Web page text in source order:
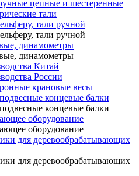
цепные и шестеренные
тали
тали ручной
тали ручной
динамометры
динамометры
Китай
России
крановые весы
концевые балки
концевые балки
оборудование
оборудование
для деревообрабатывающих
для деревообрабатывающих